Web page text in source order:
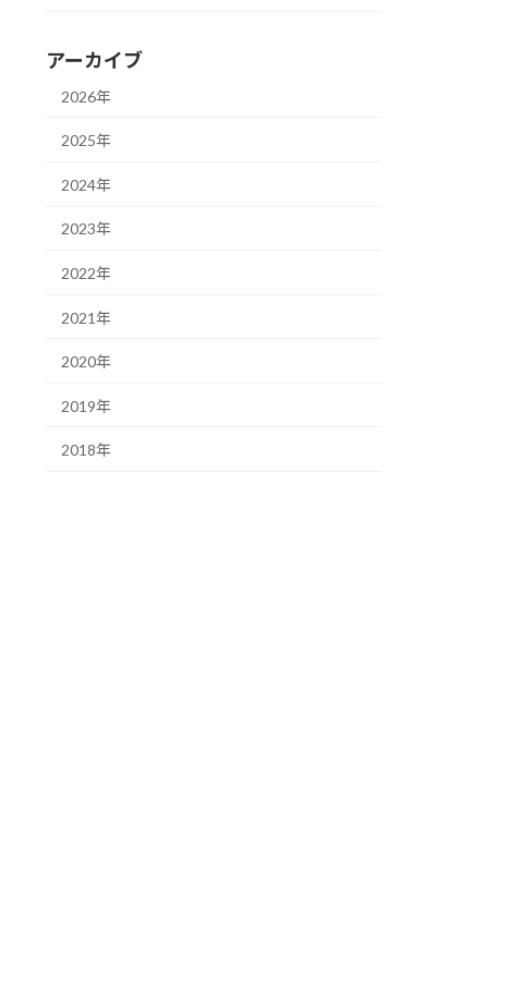
アーカイブ
2026年
2025年
2024年
2023年
2022年
2021年
2020年
2019年
2018年